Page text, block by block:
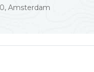
Amsterdam